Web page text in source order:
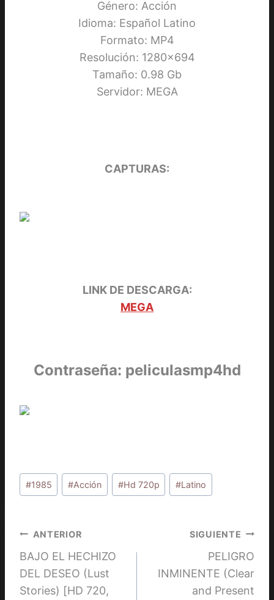
Género: Acción
Idioma: Español Latino
Formato: MP4
Resolución: 1280×694
Tamaño: 0.98 Gb
Servidor: MEGA
CAPTURAS:
LINK DE DESCARGA:
MEGA
Contraseña: peliculasmp4hd
Etiquetas
de
entrada:
#1985 #Acción #Hd 720p #Latino
Navegación
de
entradas
ANTERIOR
BAJO EL HECHIZO
DEL DESEO (Lust
Stories) [HD 720,
SIGUIENTE
PELIGRO
INMINENTE (Clear
and Present